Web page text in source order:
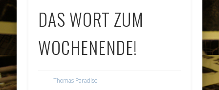
DAS WORT ZUM
WOCHENENDE!
Thomas Paradise